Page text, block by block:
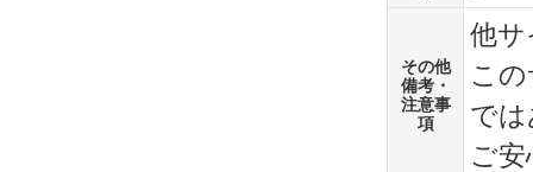
その他
備考・
注意事
項
他サ
こ
で
ご